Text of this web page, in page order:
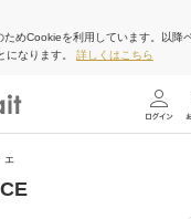
めCookieを利用しています。以降
になります。 詳しくはこちら